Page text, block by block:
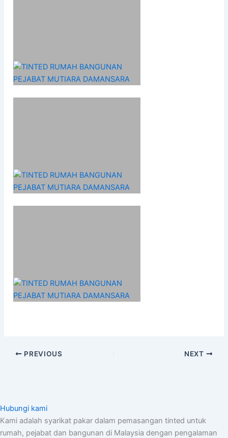
PREVIOUS NEXT
Hubungi kami
Kami adalah syarikat pakar dalam pemasangan tinted untuk
rumah, pejabat dan bangunan di Malaysia dengan pengalaman